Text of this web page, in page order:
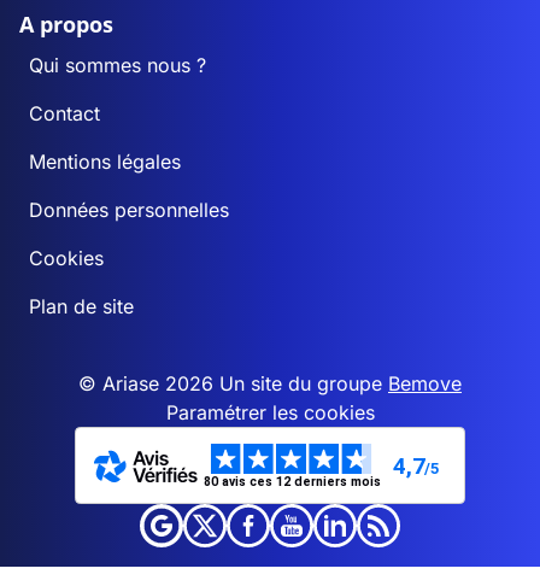
A propos
Qui sommes nous ?
Contact
Mentions légales
Données personnelles
Cookies
Plan de site
© Ariase 2026 Un site du groupe Bemove
Paramétrer les cookies
80 avis ces 12 derniers mois
4,7/5